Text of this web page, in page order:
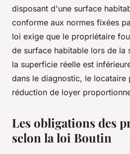
disposant d'une surface
conforme aux normes fixées
loi exige que le propriétaire
de surface habitable lors de la
la superficie réelle est
dans le diagnostic, le locataire
réduction de loyer
Les obligations des
selon la loi Boutin